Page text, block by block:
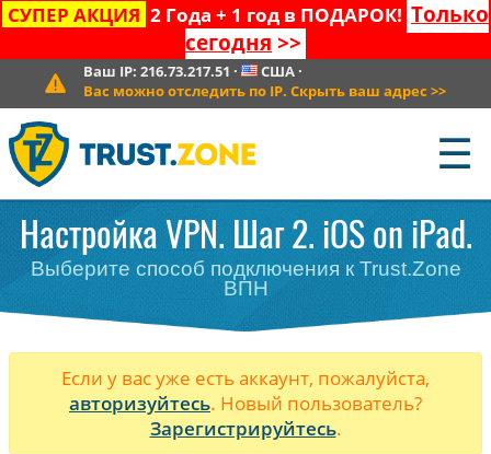
СУПЕР АКЦИЯ 2 Года + 1 год в ПОДАРОК! Только
сегодня >>
Ваш IP: 216.73.217.51 · США·
Вас можно отследить по IP. Скрыть ваш адрес >>
☰
Настройка VPN. Шаг 2. iOS on iPad.
Выберите способ подключения к Trust.Zone
ВПН
Если у вас уже есть аккаунт, пожалуйста,
авторизуйтесь. Новый пользователь?
Зарегистрируйтесь.